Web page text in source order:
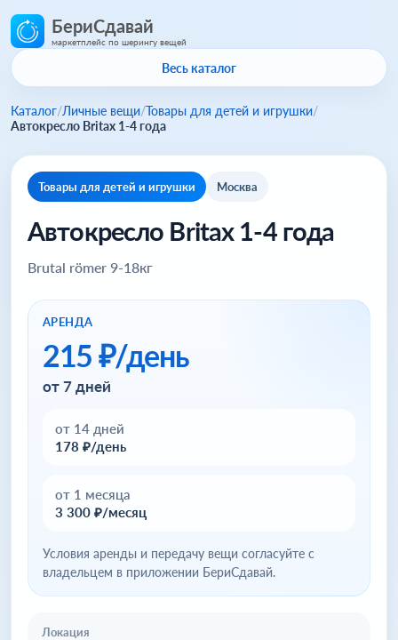
БериСдавай
маркетплейс по шерингу вещей
Весь каталог
Каталог/Личные вещи/Товары для детей и игрушки/
Автокресло Britax 1-4 года
Товары для детей и игрушки Москва
Автокресло Britax 1-4 года
Brutal römer 9-18кг
АРЕНДА
215 ₽/день
от 7 дней
от 14 дней
178 ₽/день
от 1 месяца
3 300 ₽/месяц
Условия аренды и передачу вещи согласуйте с
владельцем в приложении БериСдавай.
Локация